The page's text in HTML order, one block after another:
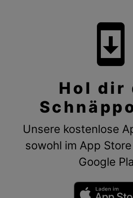
system_update
Hol dir
Unsere kostenlose
sowohl im App
Google